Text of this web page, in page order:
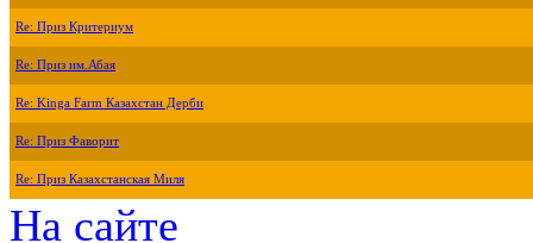
Re: Приз Критериум
Re: Приз им.Абая
Re: Kinga Farm Казахстан Дерби
Re: Приз Фаворит
Re: Приз Казахстанская Миля
На сайте